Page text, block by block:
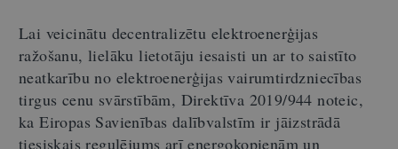
Lai veicinātu decentralizētu elektroenerģijas
ražošanu, lielāku lietotāju iesaisti un ar to saistīto
neatkarību no elektroenerģijas vairumtirdzniecības
tirgus cenu svārstībām, Direktīva 2019/944 noteic,
ka Eiropas Savienības dalībvalstīm ir jāizstrādā
tiesiskais regulējums arī energokopienām un